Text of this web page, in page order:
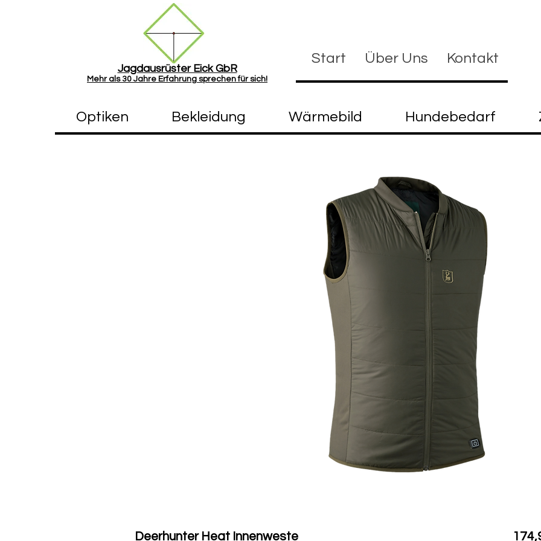
Jagdausrüster Eick GbR
Mehr als 30 Jahre Erfahrung sprechen für sich!
Start Über Uns Kontakt
Optiken Bekleidung Wärmebild Hundebedarf
Deerhunter Heat Innenweste